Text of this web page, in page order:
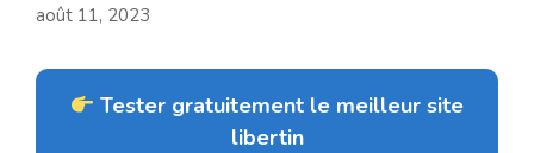
août 11, 2023
Tester gratuitement le meilleur site
libertin